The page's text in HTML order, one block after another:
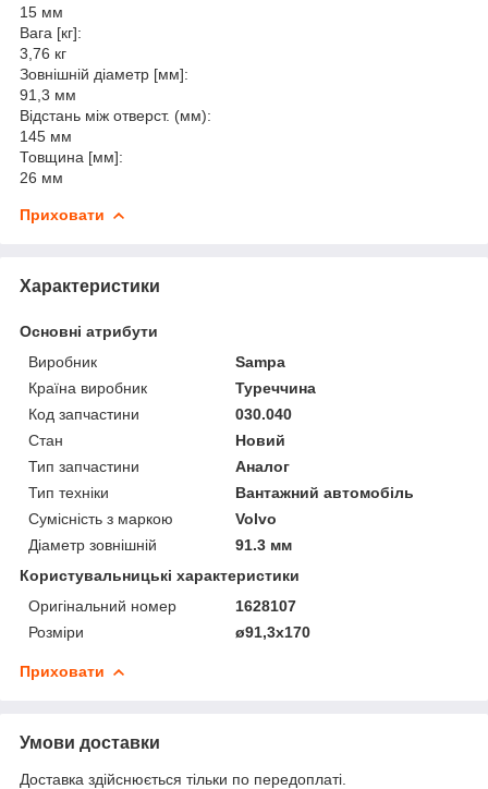
15 мм
Вага [кг]:
3,76 кг
Зовнішній діаметр [мм]:
91,3 мм
Відстань між отверст. (мм):
145 мм
Товщина [мм]:
26 мм
Приховати
Характеристики
Основні атрибути
Виробник
Sampa
Країна виробник
Туреччина
Код запчастини
030.040
Стан
Новий
Тип запчастини
Аналог
Тип техніки
Вантажний автомобіль
Сумісність з маркою
Volvo
Діаметр зовнішній
91.3 мм
Користувальницькі характеристики
Оригінальний номер
1628107
Розміри
ø91,3x170
Приховати
Умови доставки
Доставка здійснюється тільки по передоплаті.